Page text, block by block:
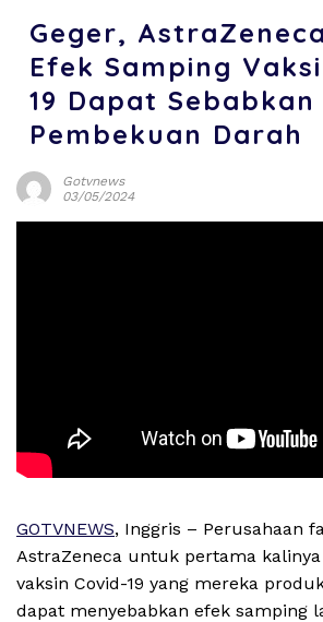
Geger,
Efek Samping
19 Dapat Sebabkan
Pembekuan Darah
Gotvnews
03/05/2024
GOTVNEWS, Inggris – Perusahaan
AstraZeneca untuk pertama
vaksin Covid-19 yang mereka
dapat menyebabkan efek samping